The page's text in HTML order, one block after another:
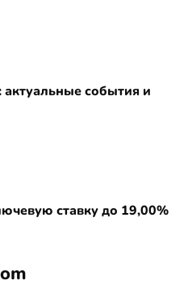
события и
ставку до 19,00%